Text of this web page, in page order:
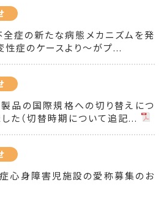
症の新たな病態メカニズムを発
症のケースより～がプ...
品の国際規格への切り替えにつ
した（切替時期について追記...
心身障害児施設の愛称募集のお